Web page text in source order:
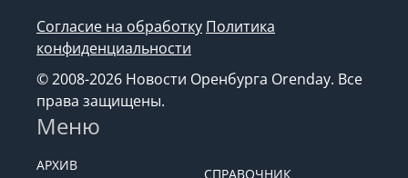
Согласие на обработку
конфиденциальности
© 2008-2026 Новости Оренбурга Orenday. Все
права защищены.
Меню